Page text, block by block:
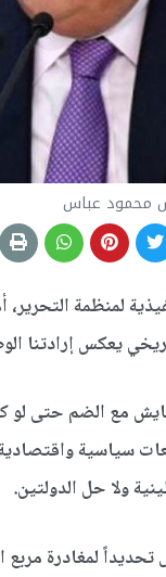
محمود عباس
لمنظمة
يعكس إرادتنا
مع الضم حتى لو
سياسية
ولا حل الدولتين.
لمغادرة